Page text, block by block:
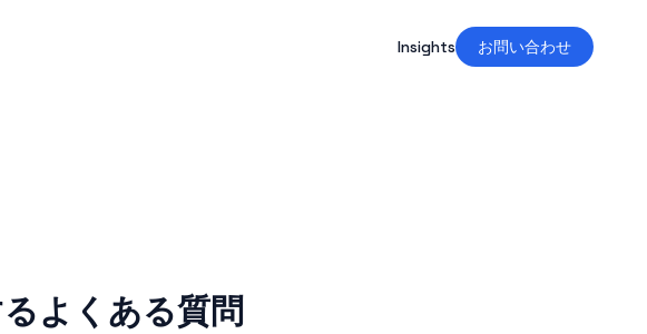
Insights お問い合わせ
よくある質問